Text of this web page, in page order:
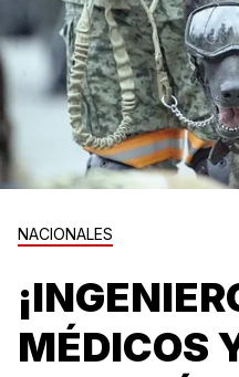
NACIONALES
MÉDICOS